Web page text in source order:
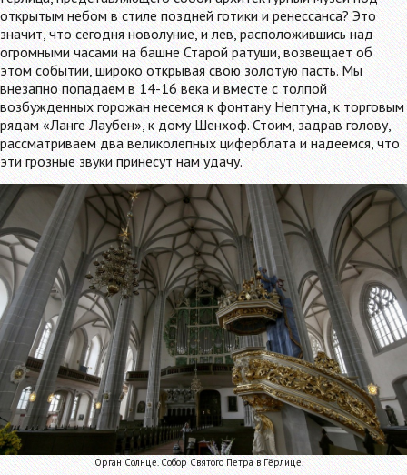
открытым небом в стиле поздней готики и ренессанса? Это
значит, что сегодня новолуние, и лев, расположившись над
огромными часами на башне Старой ратуши, возвещает об
этом событии, широко открывая свою золотую пасть. Мы
внезапно попадаем в 14-16 века и вместе с толпой
возбужденных горожан несемся к фонтану Нептуна, к торговым
рядам «Ланге Лаубен», к дому Шенхоф. Стоим, задрав голову,
рассматриваем два великолепных циферблата и надеемся, что
эти грозные звуки принесут нам удачу.
Орган Солнце. Собор Святого Петра в Гёрлице.